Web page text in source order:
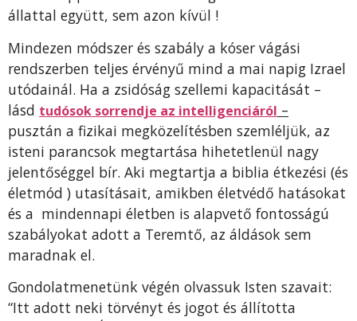
állattal együtt, sem azon kívül !
Mindezen módszer és szabály a kóser vágási
rendszerben teljes érvényű mind a mai napig Izrael
utódainál. Ha a zsidóság szellemi kapacitását –
lásd tudósok sorrendje az intelligenciáról –
pusztán a fizikai megközelítésben szemléljük, az
isteni parancsok megtartása hihetetlenül nagy
jelentőséggel bír. Aki megtartja a biblia étkezési (és
életmód ) utasításait, amikben életvédő hatásokat
és a mindennapi életben is alapvető fontosságú
szabályokat adott a Teremtő, az áldások sem
maradnak el.
Gondolatmenetünk végén olvassuk Isten szavait:
“Itt adott neki törvényt és jogot és állította